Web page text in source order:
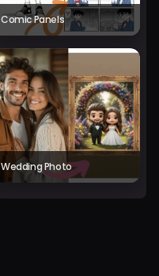
Comic Panels
Wedding Photo